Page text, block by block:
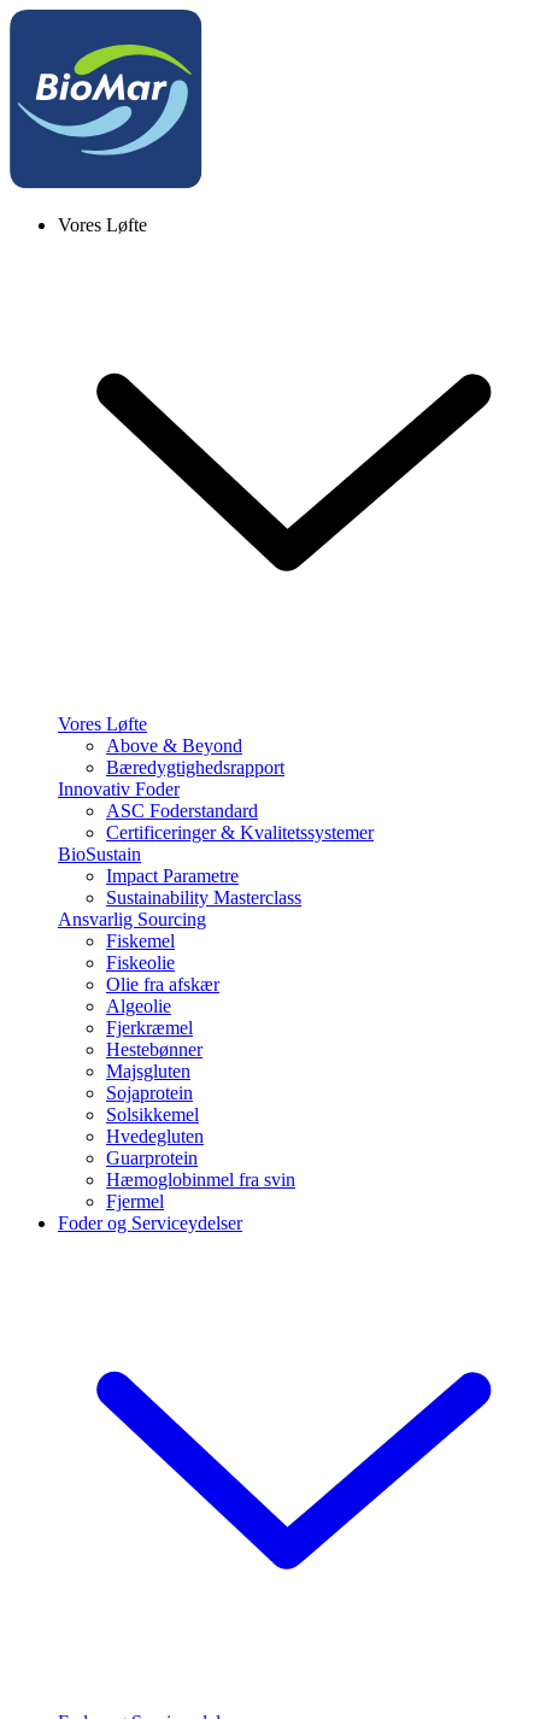
Vores Løfte
Vores Løfte
Above & Beyond
Bæredygtighedsrapport
Innovativ Foder
ASC Foderstandard
Certificeringer & Kvalitetssystemer
BioSustain
Impact Parametre
Sustainability Masterclass
Ansvarlig Sourcing
Fiskemel
Fiskeolie
Olie fra afskær
Algeolie
Fjerkræmel
Hestebønner
Majsgluten
Sojaprotein
Solsikkemel
Hvedegluten
Guarprotein
Hæmoglobinmel fra svin
Fjermel
Foder og Serviceydelser